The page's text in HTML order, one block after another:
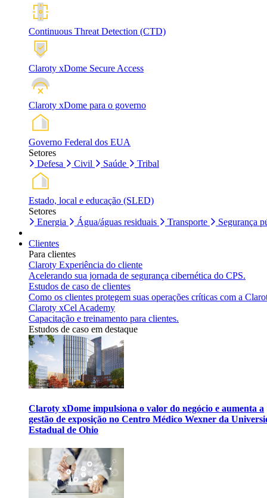
Continuous Threat Detection (CTD)
Claroty xDome Secure Access
Claroty xDome para o governo
Governo Federal dos EUA
Setores
Defesa
Civil Saúde Tribal
Estado, local e educação (SLED)
Setores
Energia
Água/águas residuais Transporte Segurança
Clientes
Para clientes
Claroty Experiência do cliente
Acelerando sua jornada de segurança cibernética do CPS.
Estudos de caso de clientes
Como os clientes protegem suas operações críticas com a
Claroty xCel Academy
Capacitação e treinamento para clientes.
Estudos de caso em destaque
Claroty xDome impulsiona o valor do negócio e aumenta a
gestão de exposição no Centro Médico Wexner da
Estadual de Ohio